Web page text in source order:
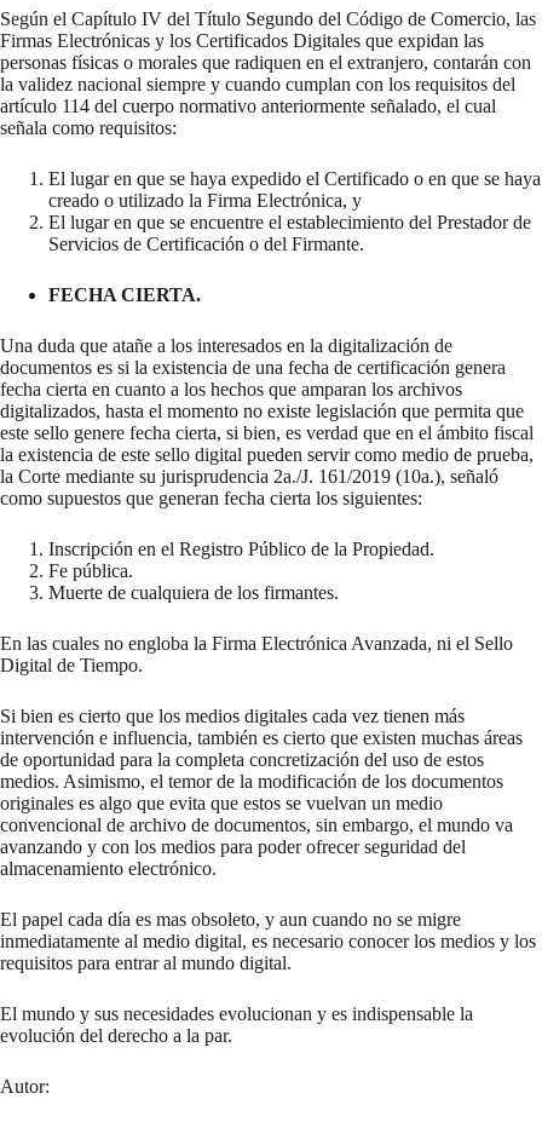
Según el Capítulo IV del Título Segundo del Código de Comercio, las
Firmas Electrónicas y los Certificados Digitales que expidan las
personas físicas o morales que radiquen en el extranjero, contarán con
la validez nacional siempre y cuando cumplan con los requisitos del
artículo 114 del cuerpo normativo anteriormente señalado, el cual
señala como requisitos:
El lugar en que se haya expedido el Certificado o en que se haya
creado o utilizado la Firma Electrónica, y
El lugar en que se encuentre el establecimiento del Prestador de
Servicios de Certificación o del Firmante.
FECHA CIERTA.
Una duda que atañe a los interesados en la digitalización de
documentos es si la existencia de una fecha de certificación genera
fecha cierta en cuanto a los hechos que amparan los archivos
digitalizados, hasta el momento no existe legislación que permita que
este sello genere fecha cierta, si bien, es verdad que en el ámbito fiscal
la existencia de este sello digital pueden servir como medio de prueba,
la Corte mediante su jurisprudencia 2a./J. 161/2019 (10a.), señaló
como supuestos que generan fecha cierta los siguientes:
Inscripción en el Registro Público de la Propiedad.
Fe pública.
Muerte de cualquiera de los firmantes.
En las cuales no engloba la Firma Electrónica Avanzada, ni el Sello
Digital de Tiempo.
Si bien es cierto que los medios digitales cada vez tienen más
intervención e influencia, también es cierto que existen muchas áreas
de oportunidad para la completa concretización del uso de estos
medios. Asimismo, el temor de la modificación de los documentos
originales es algo que evita que estos se vuelvan un medio
convencional de archivo de documentos, sin embargo, el mundo va
avanzando y con los medios para poder ofrecer seguridad del
almacenamiento electrónico.
El papel cada día es mas obsoleto, y aun cuando no se migre
inmediatamente al medio digital, es necesario conocer los medios y los
requisitos para entrar al mundo digital.
El mundo y sus necesidades evolucionan y es indispensable la
evolución del derecho a la par.
Autor: